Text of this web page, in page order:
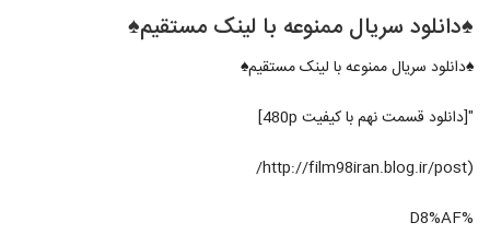
♠دانلود سریال ممنوعه با لینک مستقیم♠
♠دانلود سریال ممنوعه با لینک مستقیم♠
"[دانلود قسمت نهم با کیفیت 480p]
(http://film98iran.blog.ir/post/
%D8%AF